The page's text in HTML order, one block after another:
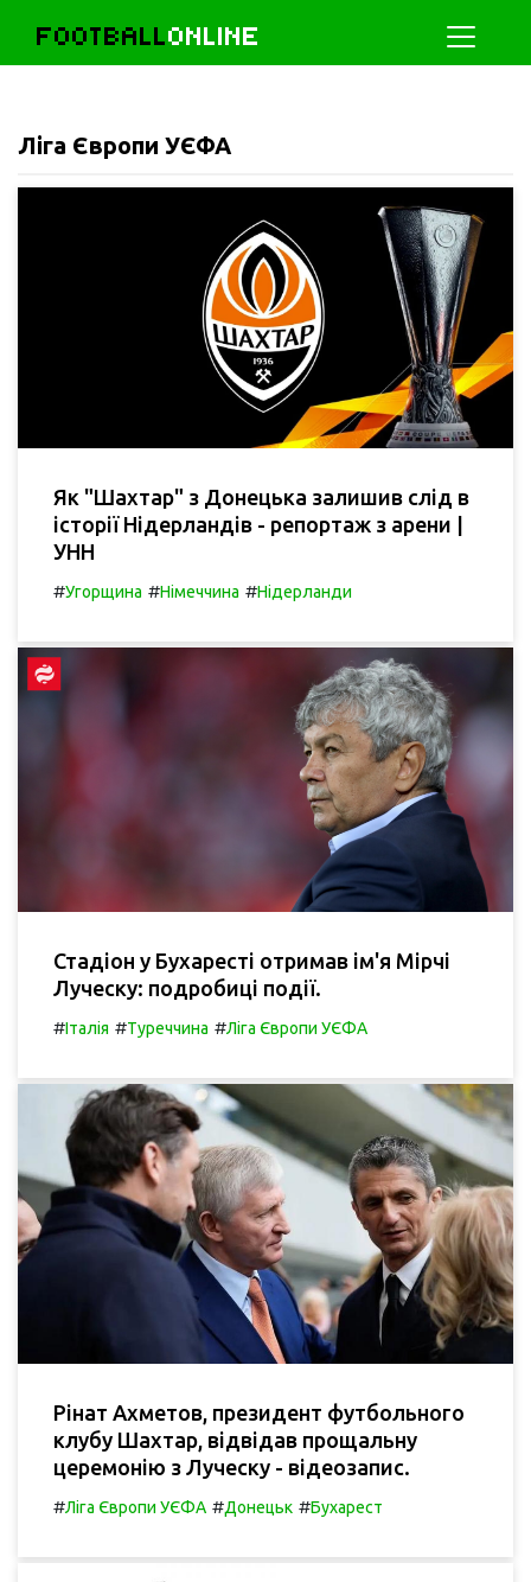
FOOTBALLONLINE
Ліга Європи УЄФА
Як "Шахтар" з Донецька залишив слід в
історії Нідерландів - репортаж з арени |
УНН
#Угорщина #Німеччина #Нідерланди
Стадіон у Бухаресті отримав ім'я Мірчі
Луческу: подробиці події.
#Італія #Туреччина #Ліга Європи УЄФА
Рінат Ахметов, президент футбольного
клубу Шахтар, відвідав прощальну
церемонію з Луческу - відеозапис.
#Ліга Європи УЄФА #Донецьк #Бухарест